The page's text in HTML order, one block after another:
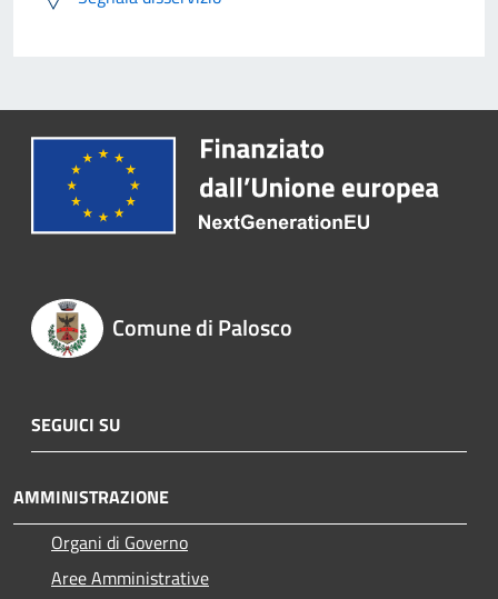
Comune di Palosco
SEGUICI SU
AMMINISTRAZIONE
Organi di Governo
Aree Amministrative